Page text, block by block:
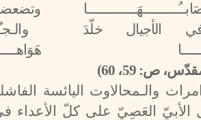
الأجيال خلّدَ
ص: 59، 60)
والـمحالاوت اليائسة
الأبيّ العَصِيّ على كلّ الأعداء